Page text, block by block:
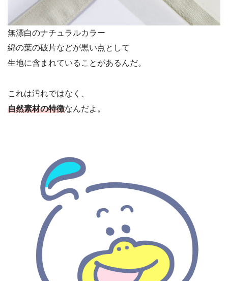
無漂白のナチュラルカラー
綿の葉の破片などが黒い点として
生地に含まれていることがあるんだ。
これは汚れではなく、
自然素材の特徴なんだよ。